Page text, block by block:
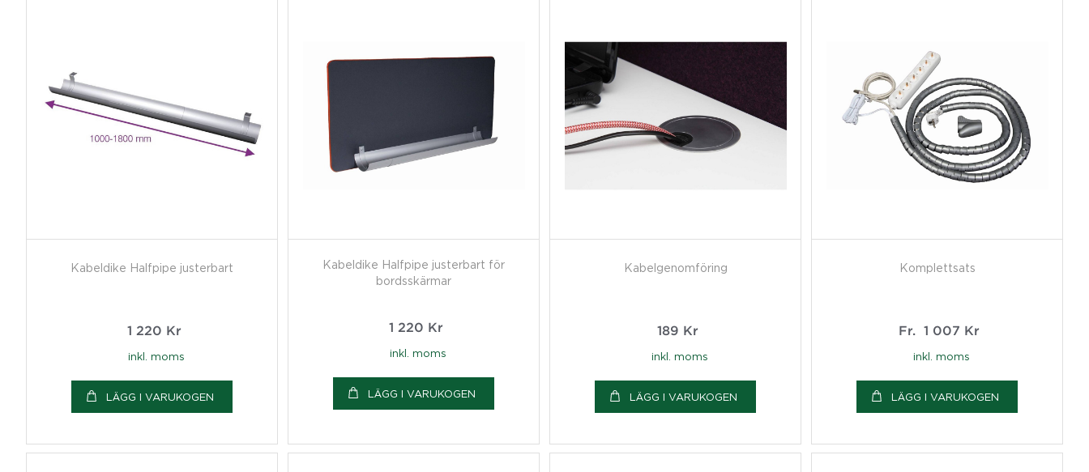
Kabeldike Halfpipe justerbart
1 220 Kr
inkl. moms
LÄGG I VARUKOGEN
Kabeldike Halfpipe justerbart för
bordsskärmar
1 220 Kr
inkl. moms
LÄGG I VARUKOGEN
Kabelgenomföring
189 Kr
inkl. moms
LÄGG I VARUKOGEN
Komplettsats
Fr. 1 007 Kr
inkl. moms
LÄGG I VARUKOGEN